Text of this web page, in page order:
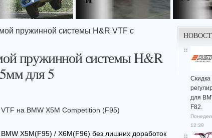
пружинной системы H&R VTF с
пружинной системы H&R
для 5
на BMW X5M Competition (F95)
X5М(F95) / X6M(F96) без лишних доработок
Скидка
для
F82.
12:39